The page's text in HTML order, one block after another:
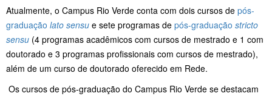
Atualmente, o Campus Rio Verde conta com dois cursos de pós-
graduação lato sensu e sete programas de pós-graduação stricto
sensu (4 programas acadêmicos com cursos de mestrado e 1 com
doutorado e 3 programas profissionais com cursos de mestrado),
além de um curso de doutorado oferecido em Rede.
Os cursos de pós-graduação do Campus Rio Verde se destacam